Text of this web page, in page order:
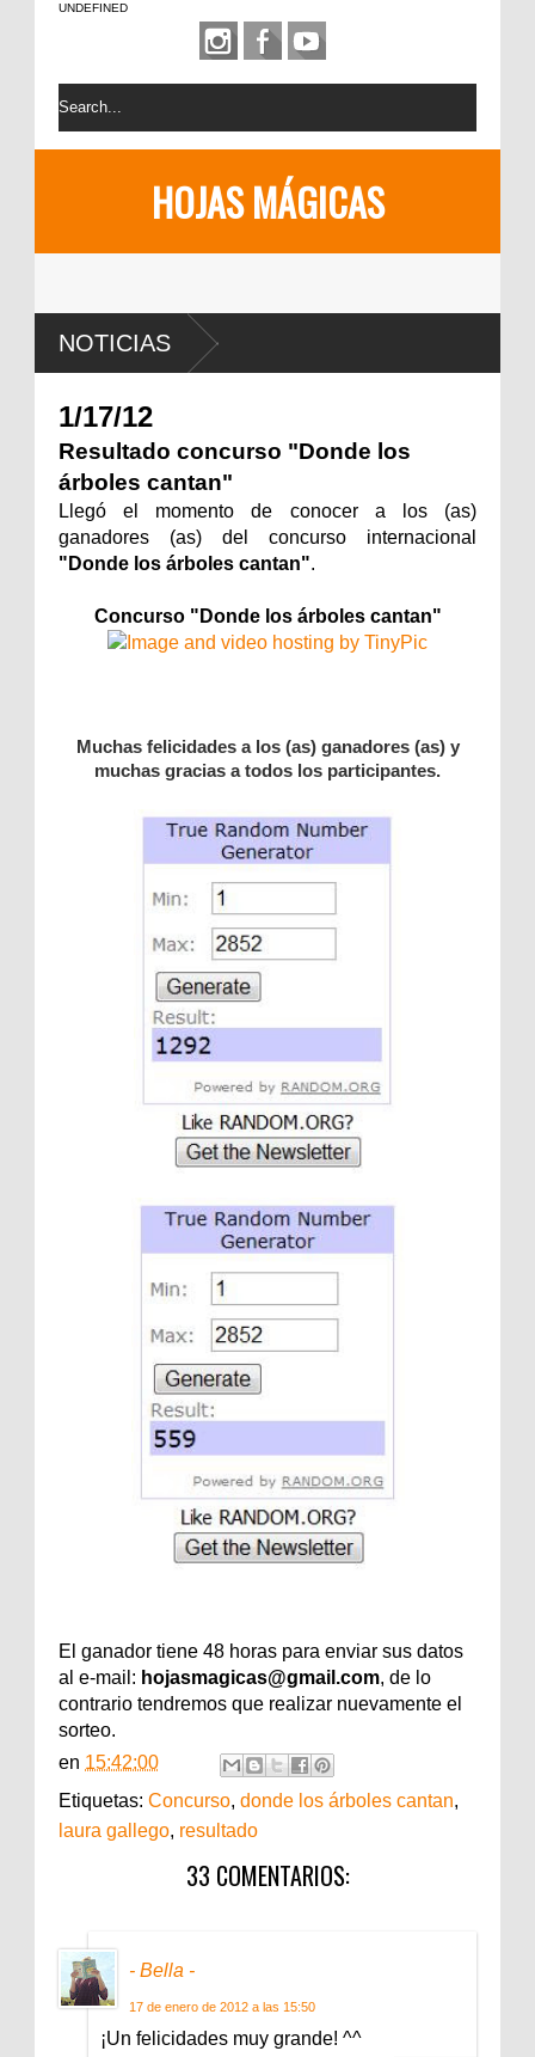
UNDEFINED
HOJAS MÁGICAS
NOTICIAS
1/17/12
Resultado concurso "Donde los
árboles cantan"
Llegó el momento de conocer a los (as)
ganadores (as) del concurso internacional
"Donde los árboles cantan".
Concurso "Donde los árboles cantan"
Muchas felicidades a los (as) ganadores (as) y
muchas gracias a todos los participantes.
El ganador tiene 48 horas para enviar sus datos
al e-mail: hojasmagicas@gmail.com, de lo
contrario tendremos que realizar nuevamente el
sorteo.
en 15:42:00
Etiquetas: Concurso, donde los árboles cantan,
laura gallego, resultado
33 COMENTARIOS:
- Bella -
17 de enero de 2012 a las 15:50
¡Un felicidades muy grande! ^^